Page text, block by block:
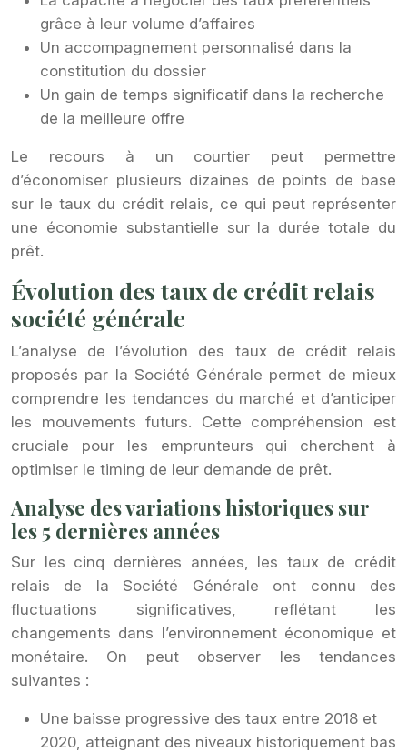
grâce à leur volume d’affaires
Un accompagnement personnalisé dans la
constitution du dossier
Un gain de temps significatif dans la recherche
de la meilleure offre
Le recours à un courtier peut permettre
d’économiser plusieurs dizaines de points de base
sur le taux du crédit relais, ce qui peut représenter
une économie substantielle sur la durée totale du
prêt.
Évolution des taux de crédit relais
société générale
L’analyse de l’évolution des taux de crédit relais
proposés par la Société Générale permet de mieux
comprendre les tendances du marché et d’anticiper
les mouvements futurs. Cette compréhension est
cruciale pour les emprunteurs qui cherchent à
optimiser le timing de leur demande de prêt.
Analyse des variations historiques sur
les 5 dernières années
Sur les cinq dernières années, les taux de crédit
relais de la Société Générale ont connu des
fluctuations significatives, reflétant les
changements dans l’environnement économique et
monétaire. On peut observer les tendances
suivantes :
Une baisse progressive des taux entre 2018 et
2020, atteignant des niveaux historiquement bas